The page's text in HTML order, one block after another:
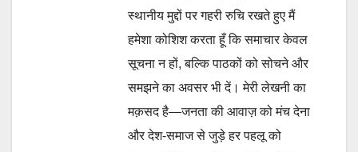
स्थानीय मुद्दों पर गहरी रुचि रखते हुए मैं
हमेशा कोशिश करता हूँ कि समाचार केवल
सूचना न हों, बल्कि पाठकों को सोचने और
समझने का अवसर भी दें। मेरी लेखनी का
मक़सद है—जनता की आवाज़ को मंच देना
और देश-समाज से जुड़े हर पहलू को